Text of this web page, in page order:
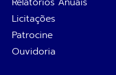
Licitações
Patrocine
Ouvidoria